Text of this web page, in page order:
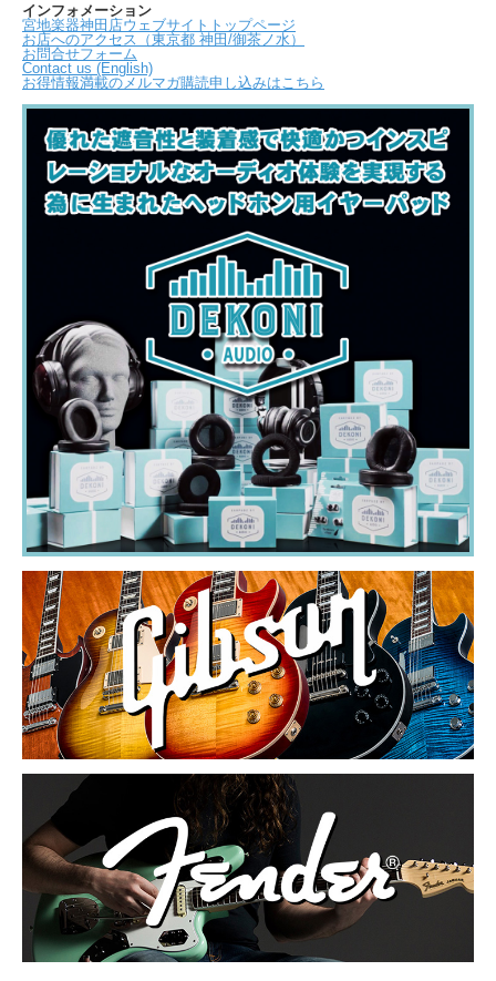
インフォメーション
宮地楽器神田店ウェブサイトトップページ
お店へのアクセス（東京都 神田/御茶ノ水）
お問合せフォーム
Contact us (English)
お得情報満載のメルマガ購読申し込みはこちら